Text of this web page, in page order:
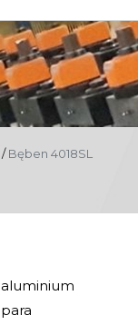
/Bęben 4018SL
aluminium
para